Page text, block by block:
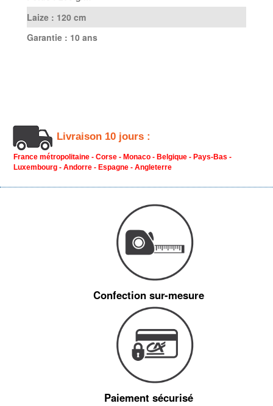
Laize : 120 cm
Garantie : 10 ans
Livraison 10 jours :
France métropolitaine - Corse - Monaco - Belgique - Pays-Bas -
Luxembourg - Andorre - Espagne - Angleterre
Confection sur-mesure
Paiement sécurisé